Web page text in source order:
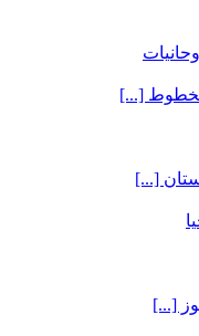
مخطوط [...]
[...]
[...]